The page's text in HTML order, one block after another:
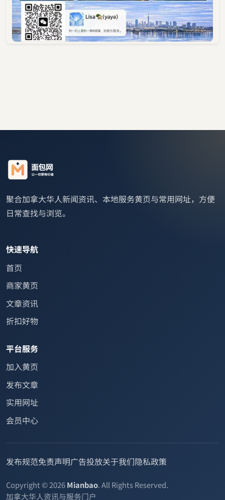
聚合加拿大华人新闻资讯、本地服务黄页与常用网址，方便
日常查找与浏览。
快速导航
首页
商家黄页
文章资讯
折扣好物
平台服务
加入黄页
发布文章
实用网址
会员中心
发布规范免责声明广告投放关于我们隐私政策
Copyright © 2026Mianbao
. All Rights Reserved.